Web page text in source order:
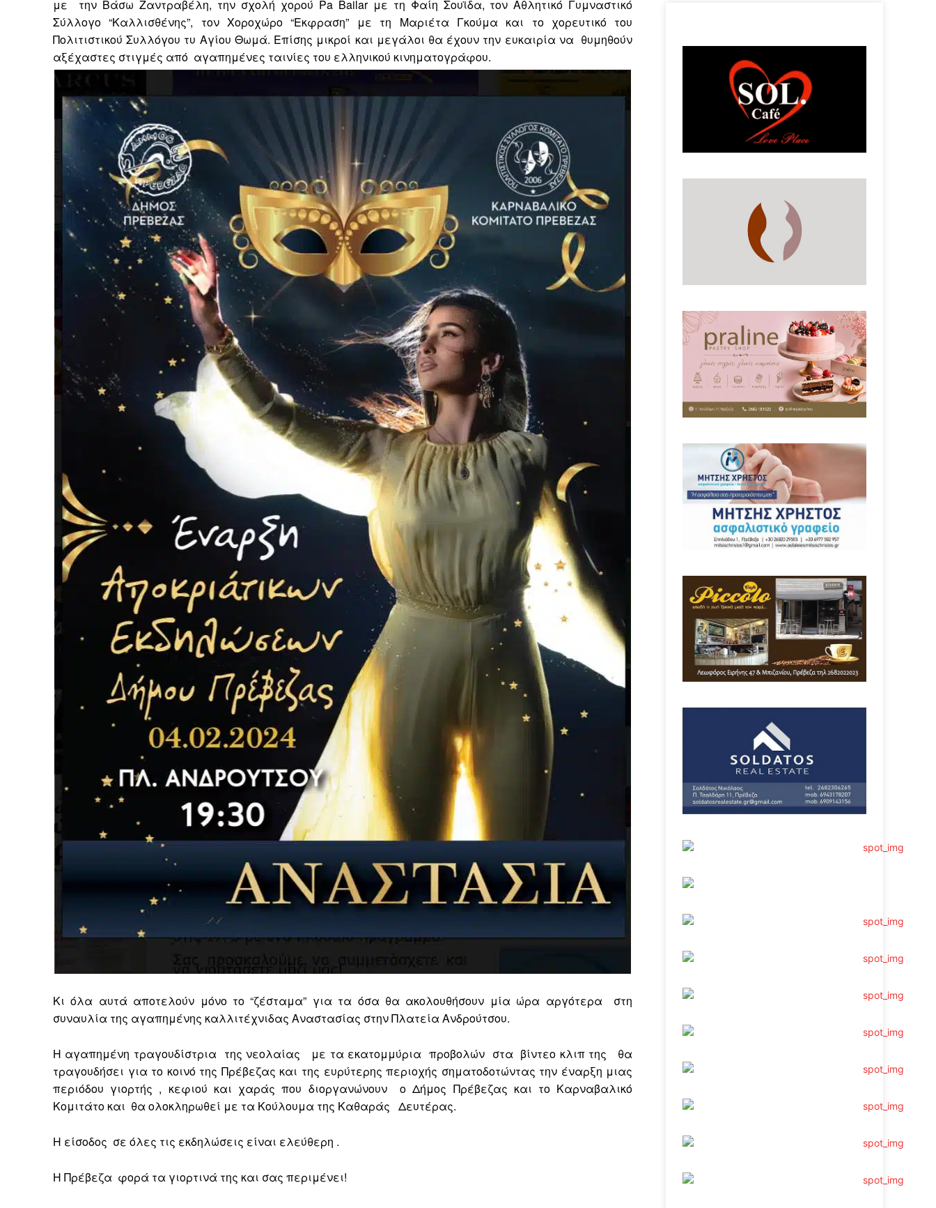
με
την Βάσω Ζαντραβέλη, την σχολή χορού Pa Bailar με τη Φαίη Σουϊδα, τον Αθλητικό Γυμναστικό
Σύλλογο “Καλλισθένης”, τον Χοροχώρο “Εκφραση” με τη Μαριέτα Γκούμα και το χορευτικό του
Πολιτιστικού Συλλόγου τυ Αγίου Θωμά. Επίσης μικροί και μεγάλοι θα έχουν την ευκαιρία να θυμηθούν
αξέχαστες στιγμές από αγαπημένες ταινίες του ελληνικού κινηματογράφου.
Κι όλα αυτά αποτελούν μόνο το “ζέσταμα” για τα όσα θα ακολουθήσουν μία ώρα αργότερα
στη
συναυλία της αγαπημένης καλλιτέχνιδας Αναστασίας στην Πλατεία Ανδρούτσου.
Η αγαπημένη τραγουδίστρια της νεολαίας με τα εκατομμύρια προβολών στα βίντεο κλιπ της
θα
τραγουδήσει για το κοινό της Πρέβεζας και της ευρύτερης περιοχής σηματοδοτώντας την έναρξη μιας
περιόδου γιορτής , κεφιού και χαράς που διοργανώνουν
ο Δήμος Πρέβεζας και το Καρναβαλικό
Κομιτάτο και θα ολοκληρωθεί με τα Κούλουμα της Καθαράς Δευτέρας.
Η είσοδος σε όλες τις εκδηλώσεις είναι ελεύθερη .
Η Πρέβεζα φορά τα γιορτινά της και σας περιμένει!